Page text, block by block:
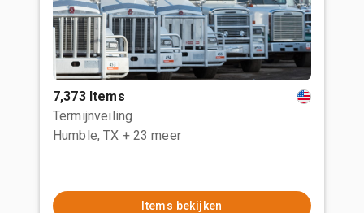
7,373 Items
Termijnveiling
Humble, TX + 23 meer
Items bekijken